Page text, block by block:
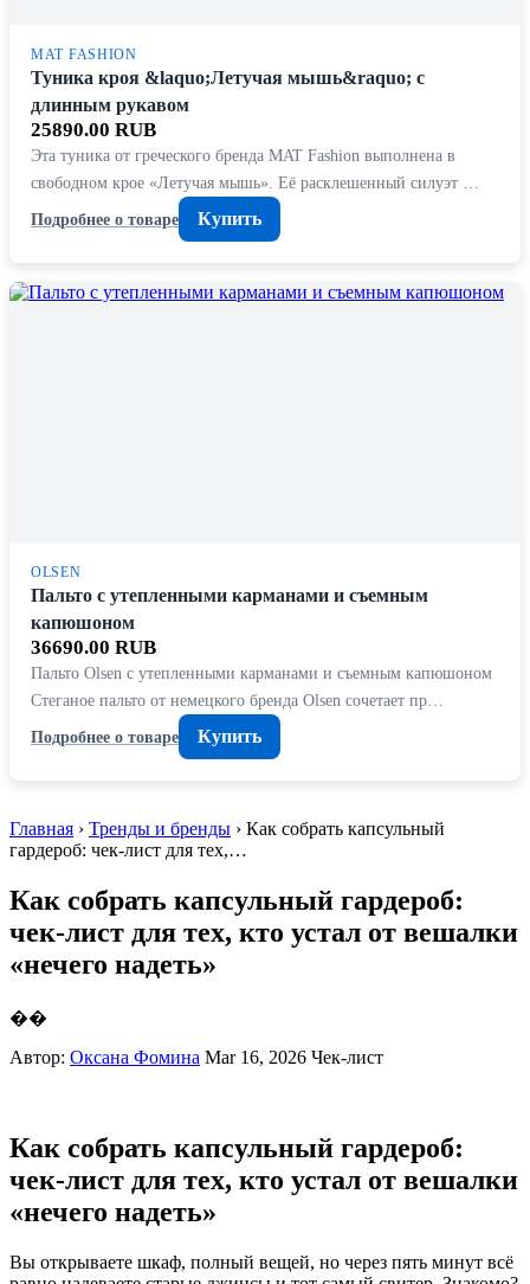
MAT FASHION
Туника кроя &laquo;Летучая мышь&raquo; с
длинным рукавом
25890.00 RUB
Эта туника от греческого бренда MAT Fashion выполнена в
свободном крое «Летучая мышь». Её расклешенный силуэт …
Подробнее о товаре
Купить
OLSEN
Пальто с утепленными карманами и съемным
капюшоном
36690.00 RUB
Пальто Olsen с утепленными карманами и съемным капюшоном
Стеганое пальто от немецкого бренда Olsen сочетает пр…
Подробнее о товаре
Купить
Главная › Тренды и бренды › Как собрать капсульный
гардероб: чек-лист для тех,…
Как собрать капсульный гардероб:
чек-лист для тех, кто устал от вешалки
«нечего надеть»
��
Автор: Оксана Фомина Mar 16, 2026 Чек-лист
Как собрать капсульный гардероб:
чек-лист для тех, кто устал от вешалки
«нечего надеть»
Вы открываете шкаф, полный вещей, но через пять минут всё